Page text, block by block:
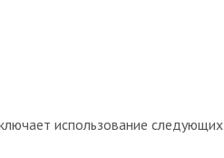
использование следующих